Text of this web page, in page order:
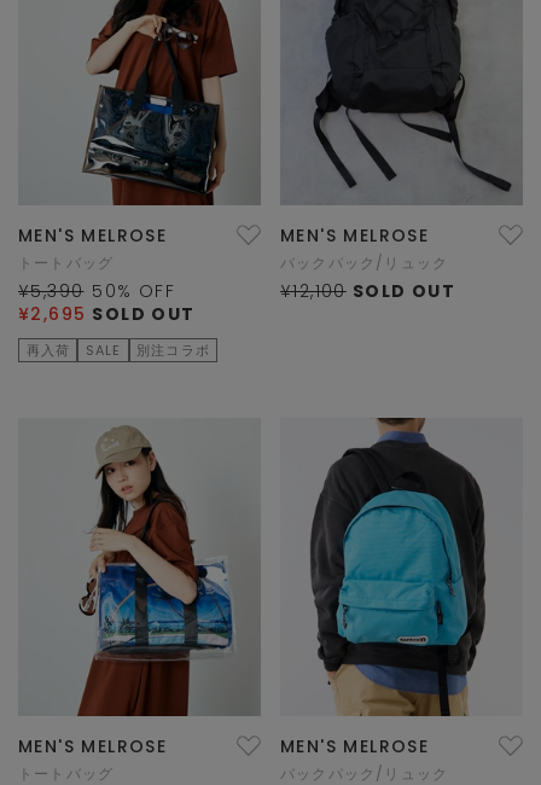
MEN'S MELROSE
トートバッグ
¥5,390 50% OFF
¥2,695 SOLD OUT
再入荷 SALE 別注コラボ
MEN'S MELROSE
バックパック/リュック
¥12,100 SOLD OUT
MEN'S MELROSE
トートバッグ
MEN'S MELROSE
バックパック/リュック